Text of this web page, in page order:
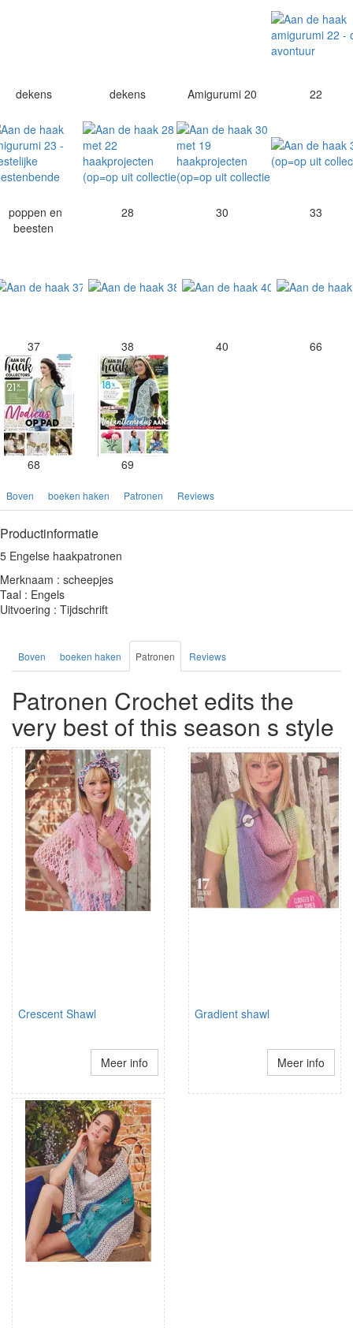
dekens dekens Amigurumi 20 22
poppen en
beesten
28 30 33
37 38 40 66
68 69
Boven boeken haken Patronen Reviews
Productinformatie
5 Engelse haakpatronen
Merknaam : scheepjes
Taal : Engels
Uitvoering : Tijdschrift
Boven boeken haken Patronen Reviews
Patronen Crochet edits the
very best of this season s style
Crescent Shawl
Meer info
Gradient shawl
Meer info